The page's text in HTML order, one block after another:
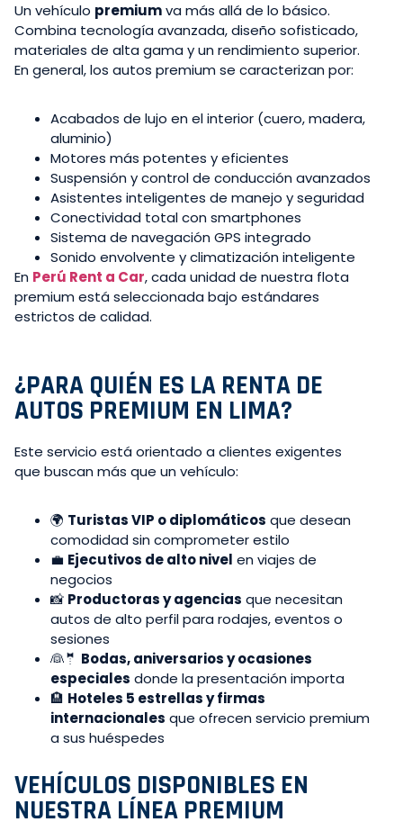
Un vehículo premiumva más allá de lo básico.
Combina tecnología avanzada, diseño sofisticado,
materiales de alta gama y un rendimiento superior.
En general, los autos premium se caracterizan por:
Acabados de lujo en el interior (cuero, madera,
aluminio)
Motores más potentes y eficientes
Suspensión y control de conducción avanzados
Asistentes inteligentes de manejo y seguridad
Conectividad total con smartphones
Sistema de navegación GPS integrado
Sonido envolvente y climatización inteligente
En Perú Rent a Car, cada unidad de nuestra flota
premium está seleccionada bajo estándares
estrictos de calidad.
¿PARA QUIÉN ES LA RENTA DE
AUTOS PREMIUM EN LIMA?
Este servicio está orientado a clientes exigentes
que buscan más que un vehículo:
🌍 Turistas VIP o diplomáticos que desean
comodidad sin comprometer estilo
💼 Ejecutivos de alto nivel en viajes de
negocios
📸 Productoras y agencias que necesitan
autos de alto perfil para rodajes, eventos o
sesiones
👰🤵 Bodas, aniversarios y ocasiones
especiales donde la presentación importa
🏨 Hoteles 5 estrellas y firmas
internacionales que ofrecen servicio premium
a sus huéspedes
VEHÍCULOS DISPONIBLES EN
NUESTRA LÍNEA PREMIUM